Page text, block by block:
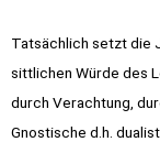
Tatsächlich setzt die
sittlichen Würde des
durch Verachtung,
Gnostische d.h.